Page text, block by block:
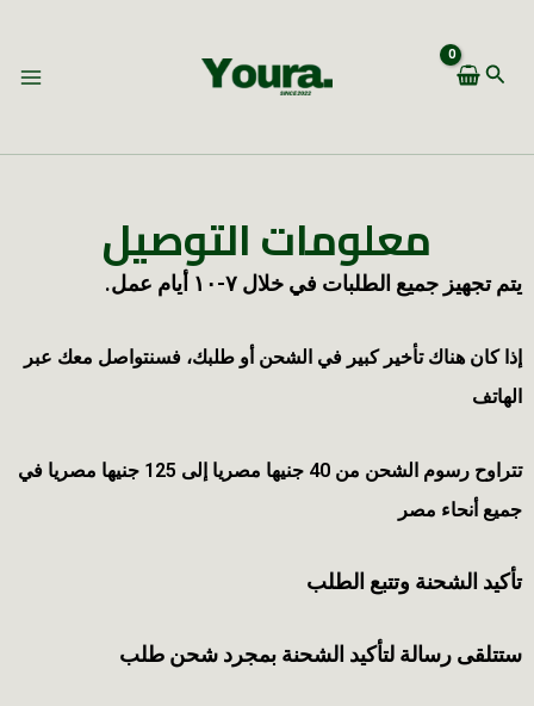
المحتوى
البحث
معلومات التوصيل
يتم تجهيز جميع الطلبات في خلال ٧-١٠ أيام عمل.
إذا كان هناك تأخير كبير في الشحن أو طلبك، فسنتواصل معك عبر
الهاتف
تتراوح رسوم الشحن من 40 جنيها مصريا إلى 125 جنيها مصريا في
جميع أنحاء مصر
تأكيد الشحنة وتتبع الطلب
ستتلقى رسالة لتأكيد الشحنة بمجرد شحن طلب